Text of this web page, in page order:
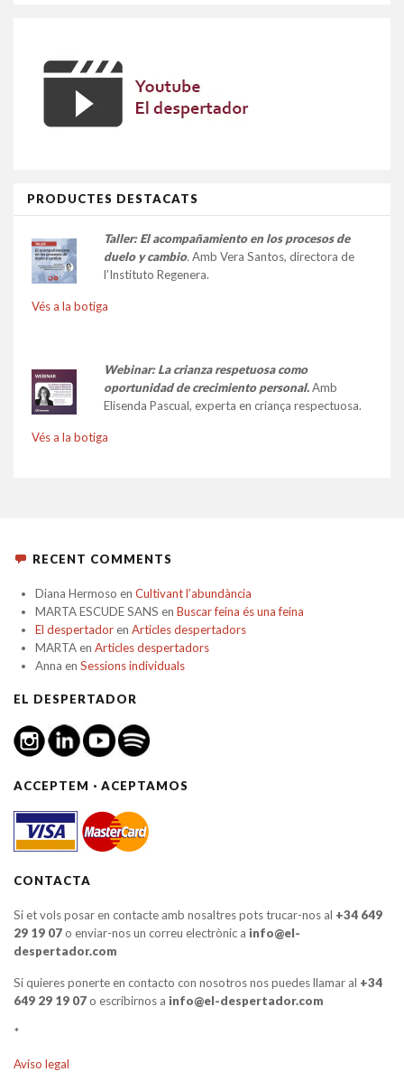
PRODUCTES DESTACATS
Taller: El acompañamiento en los procesos de
duelo y cambio.Amb Vera Santos, directora de
l’Instituto Regenera.
Vés a la botiga
Webinar: La crianza respetuosa como
oportunidad de crecimiento personal.Amb
Elisenda Pascual, experta en criança respectuosa.
Vés a la botiga
RECENT COMMENTS
Diana Hermoso en Cultivant l’abundància
MARTA ESCUDE SANS en Buscar feina és una feina
El despertadoren Articles despertadors
MARTAen Articles despertadors
Anna en Sessions individuals
EL DESPERTADOR
ACCEPTEM · ACEPTAMOS
CONTACTA
Si et vols posar en contacte amb nosaltres pots trucar-nos al +34 649
29 19 07o enviar-nos un correu electrònic a info@el-
despertador.com
Si quieres ponerte en contacto con nosotros nos puedes llamar al +34
649 29 19 07o escribirnos a info@el-despertador.com
*
Aviso legal